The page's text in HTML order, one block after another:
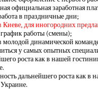
официальная заработная
в праздничные дни;
Киеве, для иногородних
работы (смены);
молодой динамической
у самых опытных
роста как в нашей
дальнейшего роста как в